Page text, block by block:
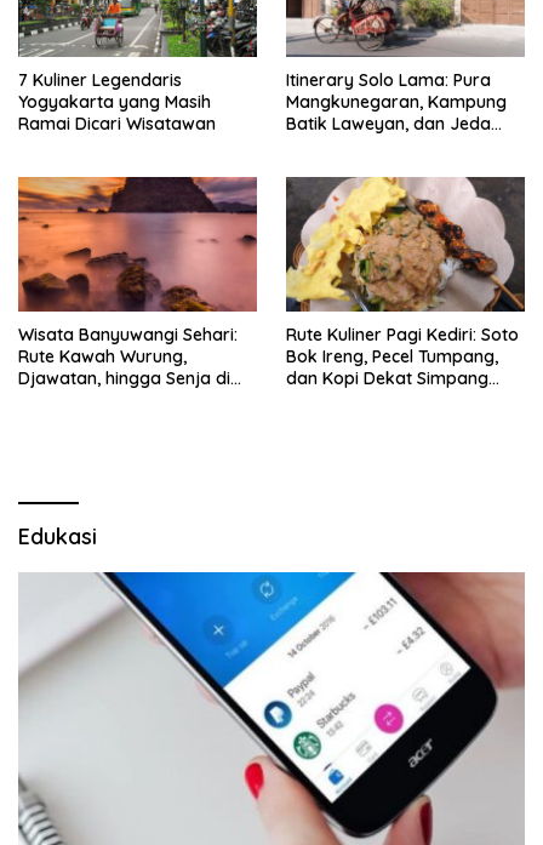
7 Kuliner Legendaris
Yogyakarta yang Masih
Ramai Dicari Wisatawan
Itinerary Solo Lama: Pura
Mangkunegaran, Kampung
Batik Laweyan, dan Jeda
Wisata Banyuwangi Sehari:
Rute Kawah Wurung,
Djawatan, hingga Senja di
Rute Kuliner Pagi Kediri: Soto
Bok Ireng, Pecel Tumpang,
dan Kopi Dekat Simpang
Edukasi